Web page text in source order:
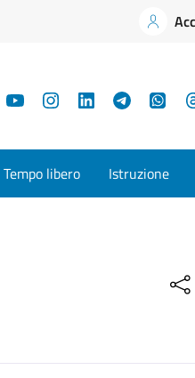
YouTubeInstagramLinkedInTelegram
Tempo libero Istruzione